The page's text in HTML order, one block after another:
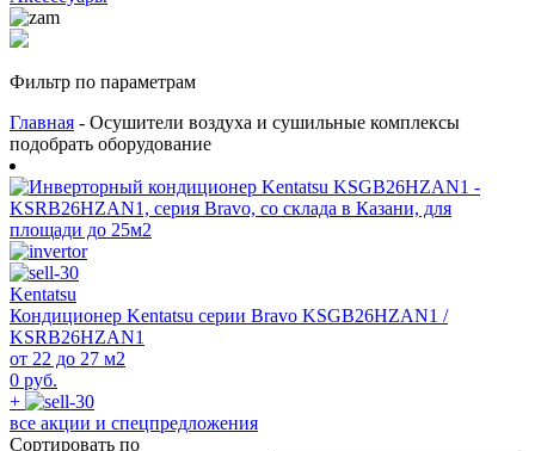
Фильтр по параметрам
Главная - Осушители воздуха и сушильные комплексы
подобрать оборудование
Kentatsu
Кондиционер Kentatsu серии Bravo KSGB26HZAN1 /
KSRB26HZAN1
от 22 до 27 м2
0 руб.
+
все акции и спецпредложения
Сортировать по